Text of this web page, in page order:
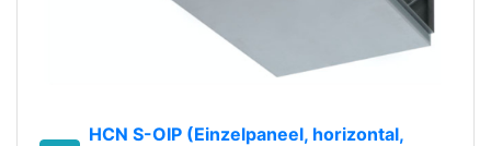
HCN S-OIP (Einzelpaneel, horizontal,